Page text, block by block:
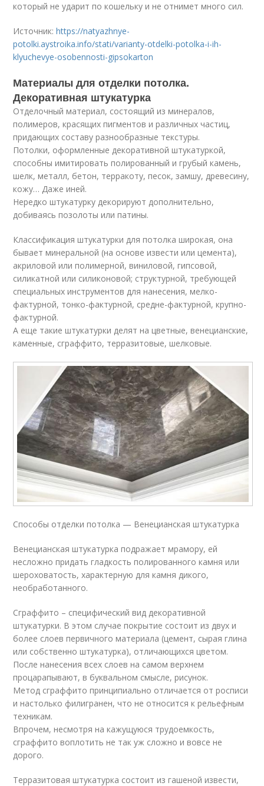
который не ударит по кошельку и не отнимет много сил.
Источник:https://natyazhnye-
potolki.aystroika.info/stati/varianty-otdelki-potolka-i-ih-
klyuchevye-osobennosti-gipsokarton
Материалы для отделки потолка.
Декоративная штукатурка
Отделочный материал, состоящий из минералов,
полимеров, красящих пигментов и различных частиц,
придающих составу разнообразные текстуры.
Потолки, оформленные декоративной штукатуркой,
способны имитировать полированный и грубый камень,
шелк, металл, бетон, терракоту, песок, замшу, древесину,
кожу… Даже иней.
Нередко штукатурку декорируют дополнительно,
добиваясь позолоты или патины.
Классификация штукатурки для потолка широкая, она
бывает минеральной (на основе извести или цемента),
акриловой или полимерной, виниловой, гипсовой,
силикатной или силиконовой; структурной, требующей
специальных инструментов для нанесения, мелко-
фактурной, тонко-фактурной, средне-фактурной, крупно-
фактурной.
А еще такие штукатурки делят на цветные, венецианские,
каменные, сграффито, терразитовые, шелковые.
Способы отделки потолка — Венецианская штукатурка
Венецианская штукатурка подражает мрамору, ей
несложно придать гладкость полированного камня или
шероховатость, характерную для камня дикого,
необработанного.
Сграффито – специфический вид декоративной
штукатурки. В этом случае покрытие состоит из двух и
более слоев первичного материала (цемент, сырая глина
или собственно штукатурка), отличающихся цветом.
После нанесения всех слоев на самом верхнем
процарапывают, в буквальном смысле, рисунок.
Метод сграффито принципиально отличается от росписи
и настолько филигранен, что не относится к рельефным
техникам.
Впрочем, несмотря на кажущуюся трудоемкость,
сграффито воплотить не так уж сложно и вовсе не
дорого.
Терразитовая штукатурка состоит из гашеной извести,